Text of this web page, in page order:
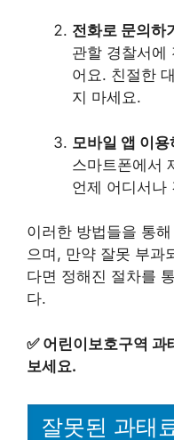
전화로 문의하기
관할 경찰서에
어요. 친절한
지 마세요.
모바일 앱 이용
스마트폰에서
언제 어디서나
이러한 방법들을 통
으며, 만약 잘못 부과
다면 정해진 절차를
다.
✅ 어린이보호구역 과
보세요.
잘못된 과태